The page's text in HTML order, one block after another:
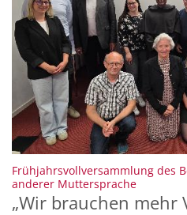
Frühjahrsvollversammlung des
anderer Muttersprache:
„Wir brauchen mehr